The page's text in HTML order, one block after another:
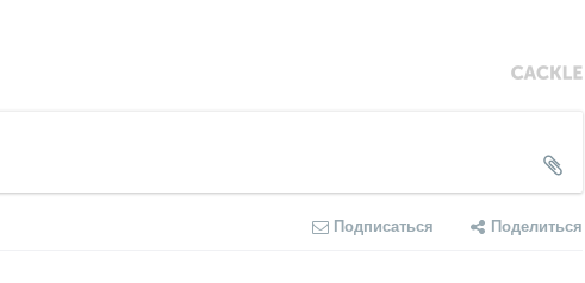
Подписаться Поделиться